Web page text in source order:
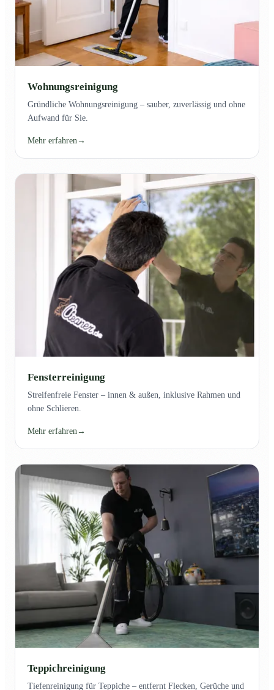
Wohnungsreinigung
Gründliche Wohnungsreinigung – sauber, zuverlässig und ohne
Aufwand für Sie.
Mehr erfahren →
Fensterreinigung
Streifenfreie Fenster – innen & außen, inklusive Rahmen und
ohne Schlieren.
Mehr erfahren→
Teppichreinigung
Tiefenreinigung für Teppiche – entfernt Flecken, Gerüche und